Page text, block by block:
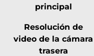
principal
Resolución de
video de la cámara
trasera